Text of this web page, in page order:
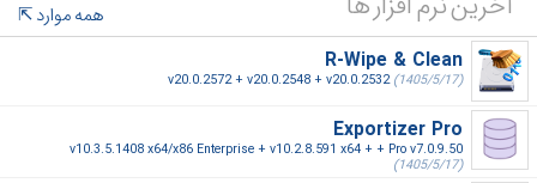
همه موارد
R-Wipe & Clean
v20.0.2572 + v20.0.2548 + v20.0.2532(1405/5/17)
Exportizer Pro
v10.3.5.1408 x64/x86 Enterprise + v10.2.8.591 x64 + + Pro v7.0.9.50
(1405/5/17)